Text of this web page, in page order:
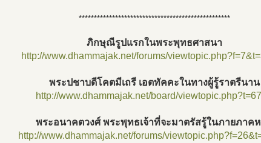
**************************************************
ภิกษุณีรูปแรกในพระพุทธศาสนา
http://www.dhammajak.net/forums/
พระปชาบดีโคตมีเถรี เอตทัคคะในทางผู้รู้ราตรีนาน
http://www.dhammajak.net/board/
พระอนาคตวงศ์ พระพุทธเจ้าที่จะมาตรัสรู้ในภายภาค
http://www.dhammajak.net/forums/